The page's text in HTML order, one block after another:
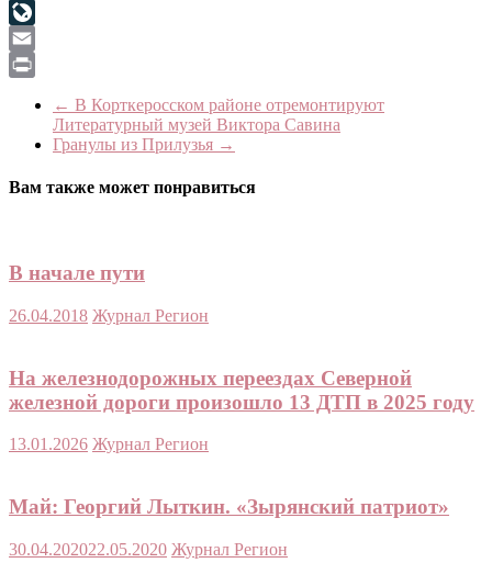
Viber
LiveJournal
Email
← В Корткеросском районе отремонтируют
Литературный музей Виктора Савина
Гранулы из Прилузья →
Вам также может понравиться
В начале пути
26.04.2018 Журнал Регион
На железнодорожных переездах Северной
железной дороги произошло 13 ДТП в 2025 году
13.01.2026 Журнал Регион
Май: Георгий Лыткин. «Зырянский патриот»
30.04.202022.05.2020 Журнал Регион